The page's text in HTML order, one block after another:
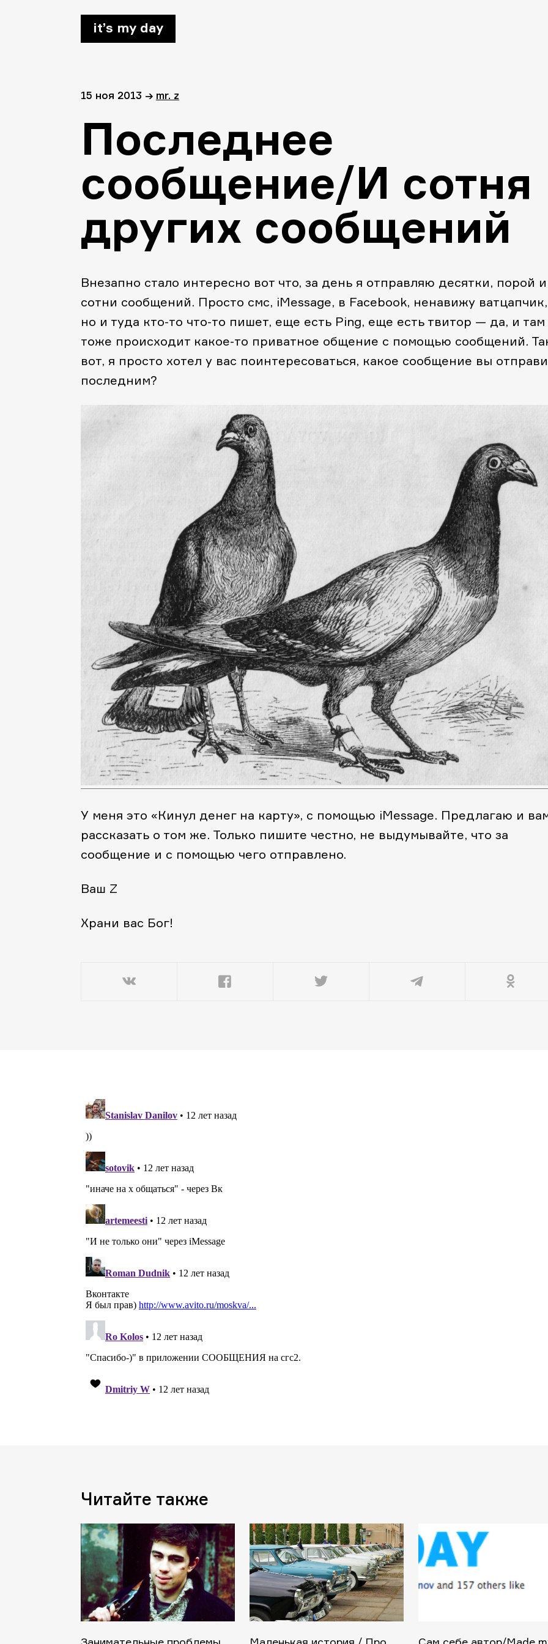
it’s my day
15 ноя 2013 → mr. z
Последнее
сообщение/И сотня
других сообщений
Внезапно стало интересно вот что, за день я отправляю десятки, порой и
сотни сообщений. Просто cмс, iMessage, в Facebook, ненавижу ватцапчик,
но и туда кто-то что-то пишет, еще есть Ping, еще есть твитор — да, и там
тоже происходит какое-то приватное общение с помощью сообщений.
вот, я просто хотел у вас поинтересоваться, какое сообщение вы
последним?
У меня это «Кинул денег на карту», с помощью iMessage. Предлагаю и
рассказать о том же. Только пишите честно, не выдумывайте, что за
сообщение и с помощью чего отправлено.
Ваш Z
Храни вас Бог!
Читайте также